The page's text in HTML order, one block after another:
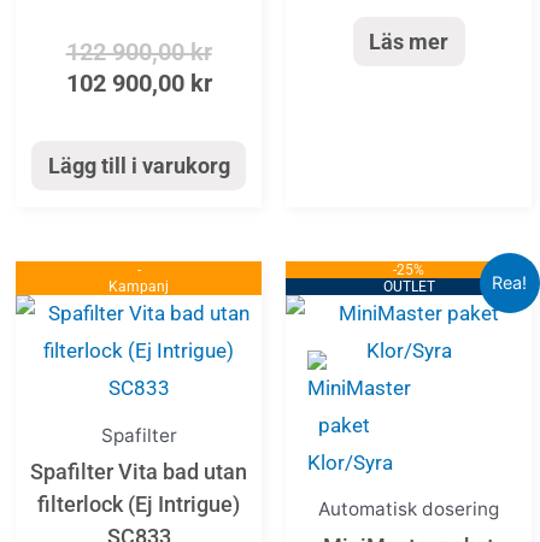
122 900,00kr
102 900,00 kr
Lägg till i varukorg
Läs mer
-
Kampanj
Spafilter
Spafilter Vita bad utan
filterlock (Ej Intrigue)
SC833
Rea!
-25%
OUTLET
Automatisk dosering
Det
Det